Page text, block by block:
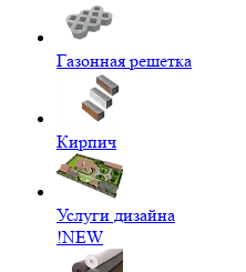
Газонная решетка
Кирпич
Услуги дизайна
!NEW